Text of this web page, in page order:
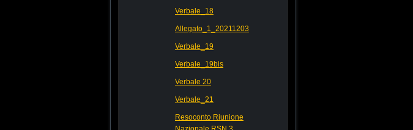
Verbale_18
Allegato_1_20211203
Verbale_19
Verbale_19bis
Verbale 20
Verbale_21
Resoconto Riunione